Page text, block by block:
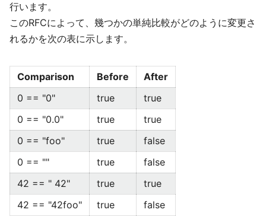
行います。
このRFCによって、幾つかの単純比較がどのように変更さ
れるかを次の表に示します。
Comparison Before
After
0 == "0"
true
true
0 == "0.0"
true
true
0 == "foo"
true
false
0 == ""
true
false
42 == " 42"
true
true
42 == "42foo"
true false